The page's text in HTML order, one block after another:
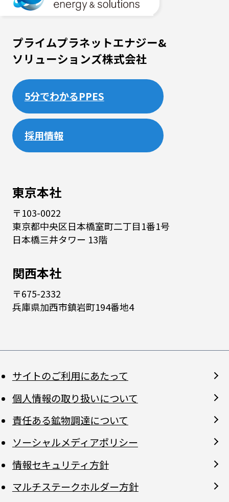
東京本社
〒103-0022
東京都中央区日本橋室町二丁目1番1号
日本橋三井タワー 13階
関西本社
〒675-2332
兵庫県加西市鎮岩町194番地4
プライムプラネットエナジー&
ソリューションズ株式会社
5分でわかるPPES
採用情報
サイトのご利用にあたって
個人情報の取り扱いについて
責任ある鉱物調達について
ソーシャルメディアポリシー
情報セキュリティ方針
マルチステークホルダー方針